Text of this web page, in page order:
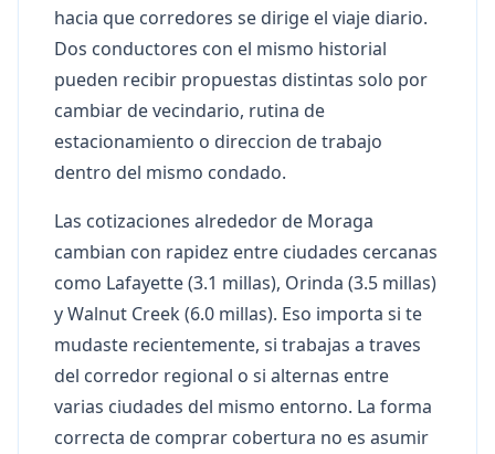
hacia que corredores se dirige el viaje diario.
Dos conductores con el mismo historial
pueden recibir propuestas distintas solo por
cambiar de vecindario, rutina de
estacionamiento o direccion de trabajo
dentro del mismo condado.
Las cotizaciones alrededor de Moraga
cambian con rapidez entre ciudades cercanas
como Lafayette (3.1 millas), Orinda (3.5 millas)
y Walnut Creek (6.0 millas). Eso importa si te
mudaste recientemente, si trabajas a traves
del corredor regional o si alternas entre
varias ciudades del mismo entorno. La forma
correcta de comprar cobertura no es asumir